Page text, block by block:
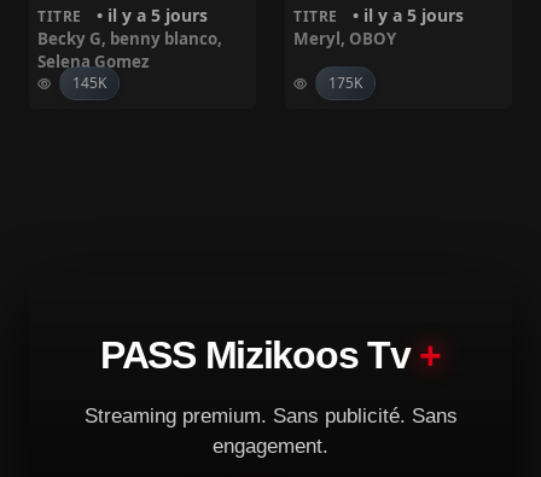
TITRE • il y a 5 jours
Becky G, benny blanco,
Selena Gomez
145K
TITRE • il y a 5 jours
Meryl, OBOY
175K
PASS Mizikoos Tv+
Streaming premium. Sans publicité. Sans
engagement.